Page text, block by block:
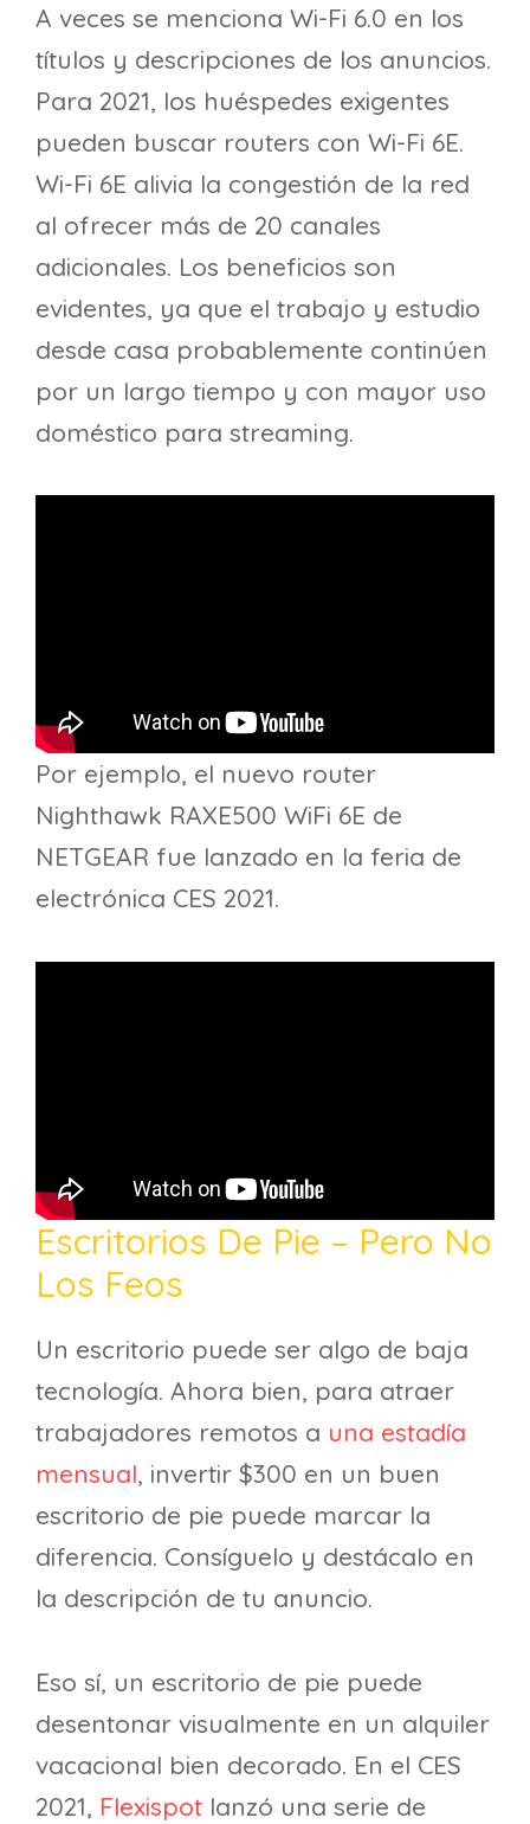
A veces se menciona Wi-Fi 6.0 en los
títulos y descripciones de los anuncios.
Para 2021, los huéspedes exigentes
pueden buscar routers con Wi-Fi 6E.
Wi-Fi 6E alivia la congestión de la red
al ofrecer más de 20 canales
adicionales. Los beneficios son
evidentes, ya que el trabajo y estudio
desde casa probablemente continúen
por un largo tiempo y con mayor uso
doméstico para streaming.
Por ejemplo, el nuevo router
Nighthawk RAXE500 WiFi 6E de
NETGEAR fue lanzado en la feria de
electrónica CES 2021.
Escritorios De Pie – Pero No
Los Feos
Un escritorio puede ser algo de baja
tecnología. Ahora bien, para atraer
trabajadores remotos a una estadía
mensual, invertir $300 en un buen
escritorio de pie puede marcar la
diferencia. Consíguelo y destácalo en
la descripción de tu anuncio.
Eso sí, un escritorio de pie puede
desentonar visualmente en un alquiler
vacacional bien decorado. En el CES
2021, Flexispot lanzó una serie de